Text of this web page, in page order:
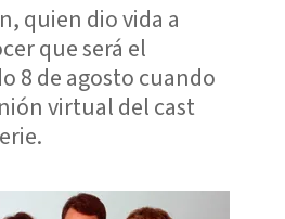
quien dio vida a
que será el
8 de agosto cuando
virtual del cast